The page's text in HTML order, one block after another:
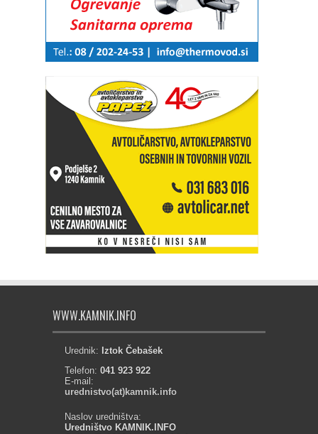
WWW.KAMNIK.INFO
Urednik: Iztok Čebašek
Telefon: 041 923 922
E-mail:
urednistvo(at)kamnik.info
Naslov uredništva:
Uredništvo KAMNIK.INFO